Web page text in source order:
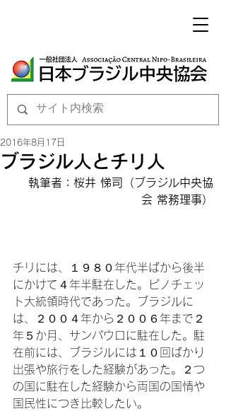
ブラジル人とチリ人
2016年8月17日
執筆者：桜井 悌司（ブラジル中央協
会 常務理事）
チリには、１９８０年代半ばから後半
にかけて４年半駐在した。ピノチェッ
ト大統領時代であった。ブラジルに
は、２００４年から２００６年まで２
年５か月、サンパウロに駐在した。駐
在前には、ブラジルには１０回ばかり
出張や旅行をした経験があった。２つ
の国に駐在した経験から両国の国情や
国民性につき比較したい。